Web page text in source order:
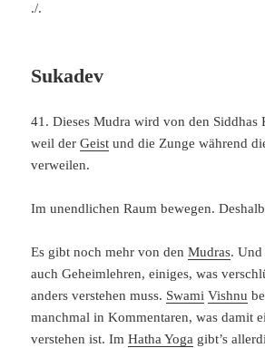
./.
Sukadev
41. Dieses Mudra wird von den Siddhas
weil derGeist und die Zunge während
verweilen.
Im unendlichen Raum bewegen.
Es gibt noch mehr von denMudras. Und
auch Geheimlehren, einiges, was
anders verstehen muss. Swami Vishnu
manchmal in Kommentaren, was damit
verstehen ist. ImHatha Yoga gibt’s